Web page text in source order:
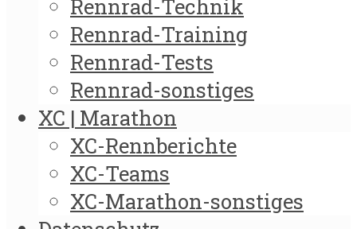
Rennrad-Technik
Rennrad-Training
Rennrad-Tests
Rennrad-sonstiges
XC | Marathon
XC-Rennberichte
XC-Teams
XC-Marathon-sonstiges